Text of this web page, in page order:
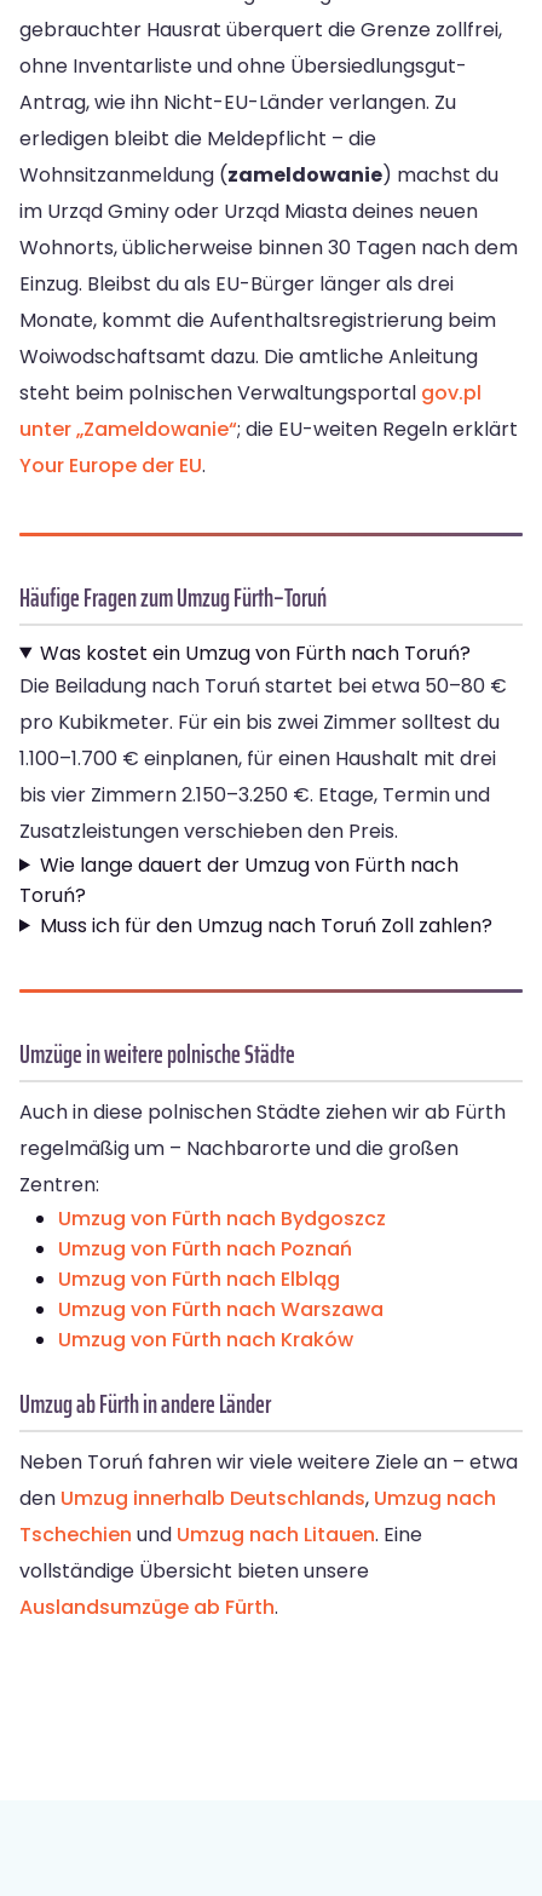
gebrauchter Hausrat überquert die Grenze zollfrei,
ohne Inventarliste und ohne Übersiedlungsgut-
Antrag, wie ihn Nicht-EU-Länder verlangen. Zu
erledigen bleibt die Meldepflicht – die
Wohnsitzanmeldung (zameldowanie) machst du
im Urząd Gminy oder Urząd Miasta deines neuen
Wohnorts, üblicherweise binnen 30 Tagen nach dem
Einzug. Bleibst du als EU-Bürger länger als drei
Monate, kommt die Aufenthaltsregistrierung beim
Woiwodschaftsamt dazu. Die amtliche Anleitung
steht beim polnischen Verwaltungsportal gov.pl
unter „Zameldowanie“; die EU-weiten Regeln erklärt
Your Europe der EU.
Häufige Fragen zum Umzug Fürth–Toruń
Was kostet ein Umzug von Fürth nach Toruń?
Die Beiladung nach Toruń startet bei etwa 50–80 €
pro Kubikmeter. Für ein bis zwei Zimmer solltest du
1.100–1.700 € einplanen, für einen Haushalt mit drei
bis vier Zimmern 2.150–3.250 €. Etage, Termin und
Zusatzleistungen verschieben den Preis.
Wie lange dauert der Umzug von Fürth nach
Toruń?
Muss ich für den Umzug nach Toruń Zoll zahlen?
Umzüge in weitere polnische Städte
Auch in diese polnischen Städte ziehen wir ab Fürth
regelmäßig um – Nachbarorte und die großen
Zentren:
Umzug von Fürth nach Bydgoszcz
Umzug von Fürth nach Poznań
Umzug von Fürth nach Elbląg
Umzug von Fürth nach Warszawa
Umzug von Fürth nach Kraków
Umzug ab Fürth in andere Länder
Neben Toruń fahren wir viele weitere Ziele an – etwa
den Umzug innerhalb Deutschlands, Umzug nach
Tschechien und Umzug nach Litauen. Eine
vollständige Übersicht bieten unsere
Auslandsumzüge ab Fürth.